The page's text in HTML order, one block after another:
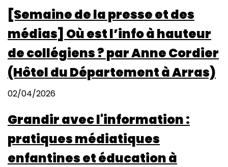
[Semaine de la presse et des
médias] Où est l’info à hauteur
de collégiens ? par Anne Cordier
(Hôtel du Département à Arras)
02/04/2026
Grandir avec l'information :
pratiques médiatiques
enfantines et éducation à